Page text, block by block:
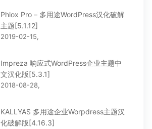
Phlox Pro – 多用途WordPress汉化破解
主题[5.1.12]
2019-02-15,
Impreza 响应式WordPress企业主题中
文汉化版[5.3.1]
2018-08-28,
KALLYAS 多用途企业Worpdress主题汉
化破解版[4.16.3]